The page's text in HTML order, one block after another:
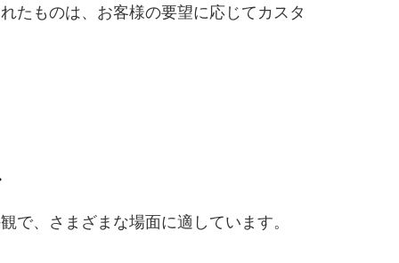
たものは、お客様の要望に応じてカスタ
で、さまざまな場面に適しています。